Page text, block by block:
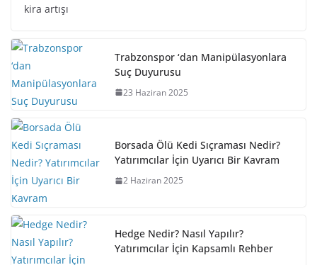
kira artışı
Trabzonspor ‘dan Manipülasyonlara
Suç Duyurusu
23 Haziran 2025
Borsada Ölü Kedi Sıçraması Nedir?
Yatırımcılar İçin Uyarıcı Bir Kavram
2 Haziran 2025
Hedge Nedir? Nasıl Yapılır?
Yatırımcılar İçin Kapsamlı Rehber